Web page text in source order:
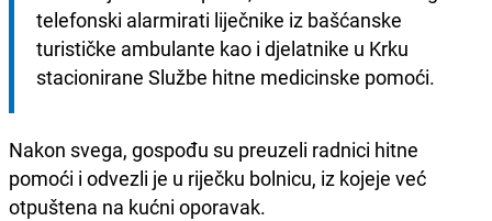
telefonski alarmirati liječnike iz bašćanske
turističke ambulante kao i djelatnike u Krku
stacionirane Službe hitne medicinske pomoći.
Nakon svega, gospođu su preuzeli radnici hitne
pomoći i odvezli je u riječku bolnicu, iz kojeje već
otpuštena na kućni oporavak.